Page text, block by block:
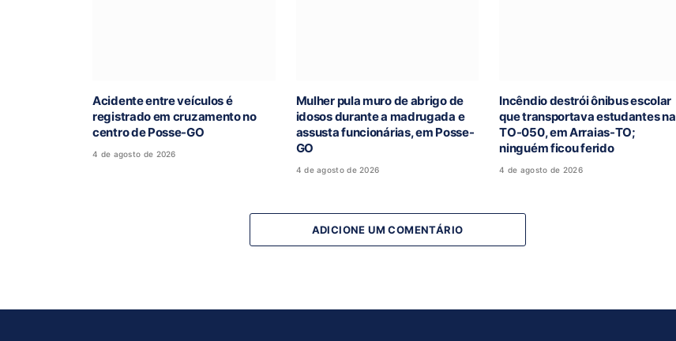
Acidente entre veículos é
registrado em cruzamento no
centro de Posse-GO
4 de agosto de 2026
Mulher pula muro de abrigo de
idosos durante a madrugada e
assusta funcionárias, em Posse-
GO
4 de agosto de 2026
Incêndio destrói ônibus escolar
que transportava estudantes na
TO-050, em Arraias-TO;
ninguém ficou ferido
4 de agosto de 2026
ADICIONE UM COMENTÁRIO